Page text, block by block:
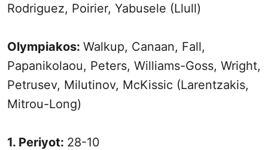
Rodriguez, Poirier, Yabusele (Llull)
Olympiakos: Walkup, Canaan, Fall,
Papanikolaou, Peters, Williams-Goss, Wright,
Petrusev, Milutinov, McKissic (Larentzakis,
Mitrou-Long)
1. Periyot: 28-10